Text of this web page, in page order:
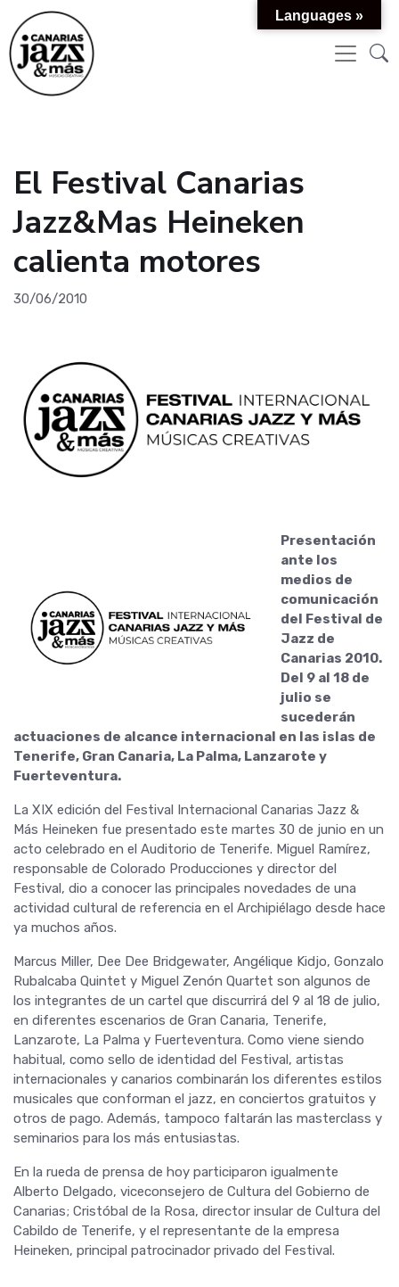
El Festival Canarias
Jazz&Mas Heineken
calienta motores
30/06/2010
Presentación
ante los
medios de
comunicación
del Festival de
Jazz de
Canarias 2010.
Del 9 al 18 de
julio se
sucederán
actuaciones de alcance internacional en las islas de
Tenerife, Gran Canaria, La Palma, Lanzarote y
Fuerteventura.
La XIX edición del Festival Internacional Canarias Jazz &
Más Heineken fue presentado este martes 30 de junio en un
acto celebrado en el Auditorio de Tenerife. Miguel Ramírez,
responsable de Colorado Producciones y director del
Festival, dio a conocer las principales novedades de una
actividad cultural de referencia en el Archipiélago desde hace
ya muchos años.
Marcus Miller, Dee Dee Bridgewater, Angélique Kidjo, Gonzalo
Rubalcaba Quintet y Miguel Zenón Quartet son algunos de
los integrantes de un cartel que discurrirá del 9 al 18 de julio,
en diferentes escenarios de Gran Canaria, Tenerife,
Lanzarote, La Palma y Fuerteventura. Como viene siendo
habitual, como sello de identidad del Festival, artistas
internacionales y canarios combinarán los diferentes estilos
musicales que conforman el jazz, en conciertos gratuitos y
otros de pago. Además, tampoco faltarán las masterclass y
seminarios para los más entusiastas.
En la rueda de prensa de hoy participaron igualmente
Alberto Delgado, viceconsejero de Cultura del Gobierno de
Canarias; Cristóbal de la Rosa, director insular de Cultura del
Cabildo de Tenerife, y el representante de la empresa
Heineken, principal patrocinador privado del Festival.
Languages »